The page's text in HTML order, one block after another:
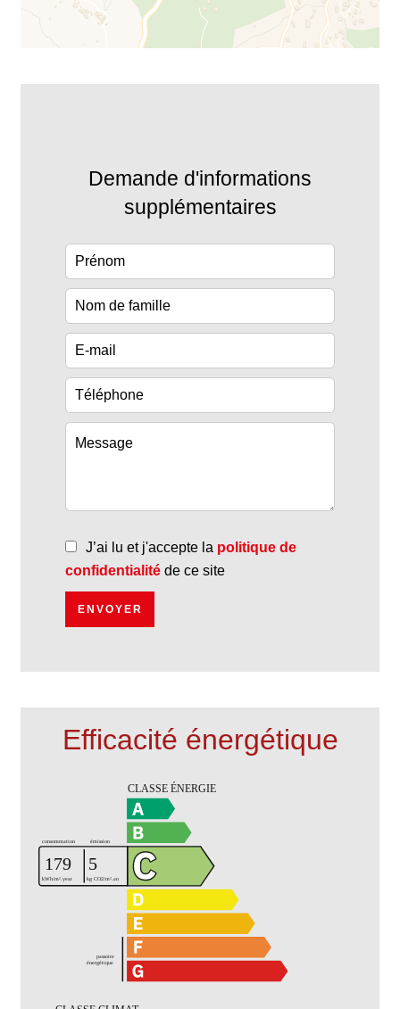
Demande d'informations
supplémentaires
J’ai lu et j'accepte la politique de
confidentialité de ce site
ENVOYER
Efficacité énergétique